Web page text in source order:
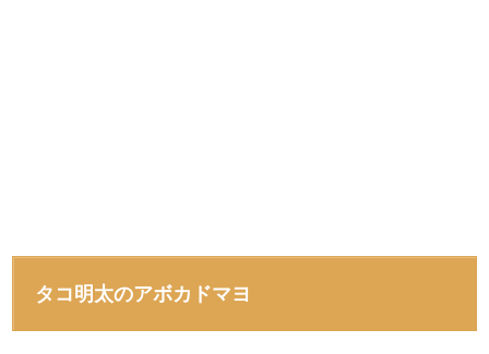
タコ明太のアボカドマヨ